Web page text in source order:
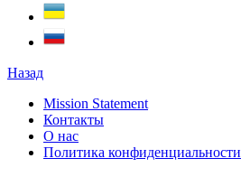
Назад
Mission Statement
Контакты
О нас
Политика конфиденциальности